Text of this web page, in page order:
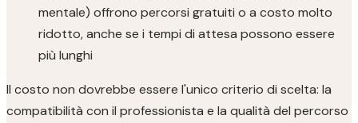
mentale) offrono percorsi gratuiti o a costo molto
ridotto, anche se i tempi di attesa possono essere
più lunghi
Il costo non dovrebbe essere l'unico criterio di scelta: la
compatibilità con il professionista e la qualità del percorso